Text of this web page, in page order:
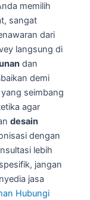
memilih
sangat
dari
langsung di
dan
demi
seimbang
agar
desain
dengan
lebih
jangan
jasa
Hubungi